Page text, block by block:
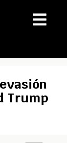
Trump